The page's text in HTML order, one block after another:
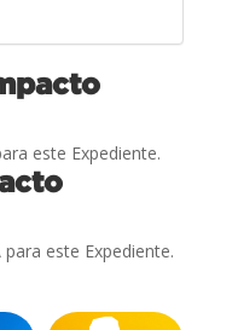
este Expediente.
este Expediente.